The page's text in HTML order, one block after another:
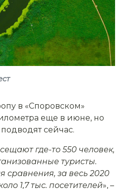
в «Споровском»
еще в июне, но
сейчас.
где-то 550 человек,
туристы.
сравнения, за весь 2020
1,7 тыс. посетителей», –